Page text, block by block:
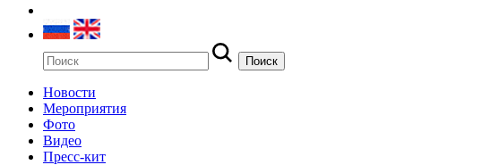
Новости
Мероприятия
Фото
Видео
Пресс-кит